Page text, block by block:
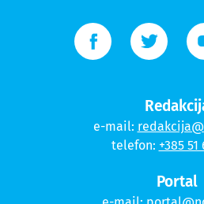
e-mail:
telefon: +385 51
Portal